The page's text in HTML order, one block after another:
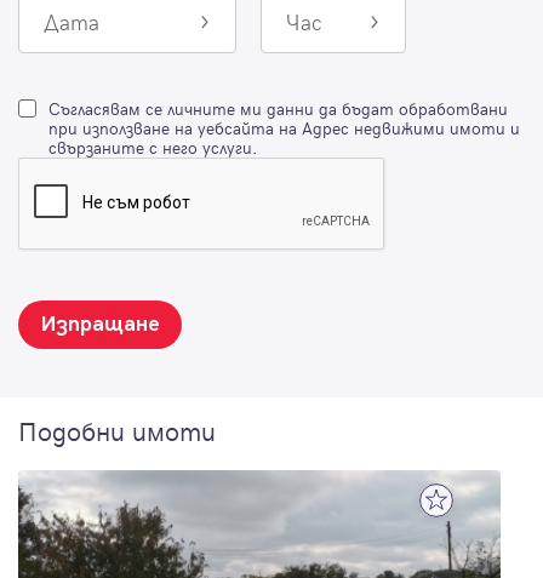
Дата Час
Съгласявам се личните ми данни да бъдат обработвани
при използване на уебсайта на Адрес недвижими имоти и
свързаните с него услуги.
Изпращане
Подобни имоти